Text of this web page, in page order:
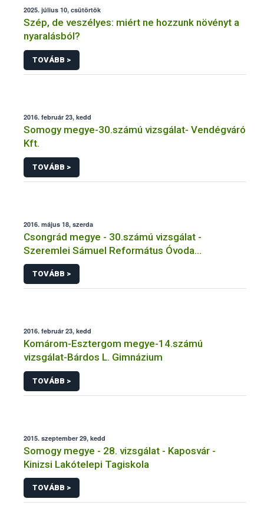
2025. július 10, csütörtök
Szép, de veszélyes: miért ne hozzunk növényt a
nyaralásból?
TOVÁBB >
2016. február 23, kedd
Somogy megye-30.számú vizsgálat- Vendégváró
Kft.
TOVÁBB >
2016. május 18, szerda
Csongrád megye - 30.számú vizsgálat -
Szeremlei Sámuel Református Óvoda
Tálalókonyha
TOVÁBB >
2016. február 23, kedd
Komárom-Esztergom megye-14.számú
vizsgálat-Bárdos L. Gimnázium
TOVÁBB >
2015. szeptember 29, kedd
Somogy megye - 28. vizsgálat - Kaposvár -
Kinizsi Lakótelepi Tagiskola
TOVÁBB >